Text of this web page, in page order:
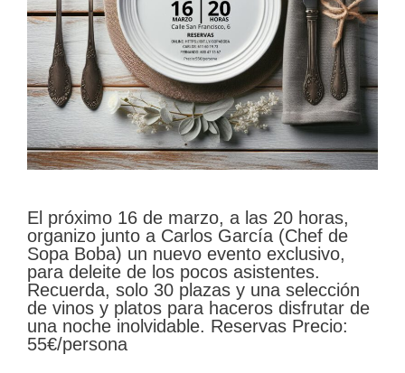
El próximo 16 de marzo, a las 20 horas,
organizo junto a Carlos García (Chef de
Sopa Boba) un nuevo evento exclusivo,
para deleite de los pocos asistentes.
Recuerda, solo 30 plazas y una selección
de vinos y platos para haceros disfrutar de
una noche inolvidable. Reservas Precio:
55€/persona